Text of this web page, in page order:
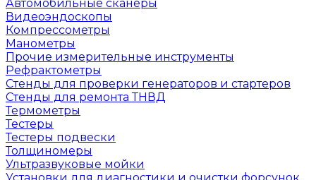
Автомобильные сканеры
Видеоэндоскопы
Компрессометры
Манометры
Прочие измерительные инструменты
Рефрактометры
Стенды для проверки генераторов и стартеров
Стенды для ремонта ТНВД
Термометры
Тестеры
Тестеры подвески
Толщиномеры
Ультразвуковые мойки